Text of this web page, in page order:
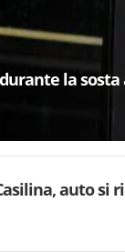
la
auto si